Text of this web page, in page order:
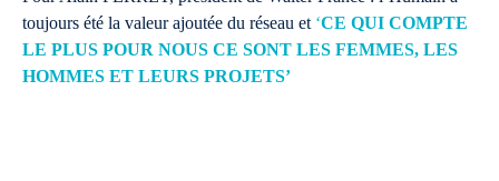
toujours été la valeur ajoutée du réseau et ‘CE QUI COMPTE
LE PLUS POUR NOUS CE SONT LES FEMMES, LES
HOMMES ET LEURS PROJETS’